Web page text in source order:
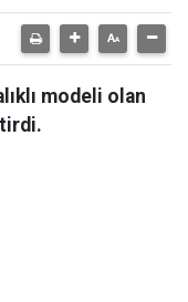
modeli olan